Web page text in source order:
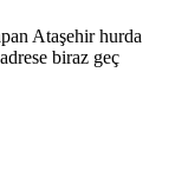
Ataşehir hurda
biraz geç